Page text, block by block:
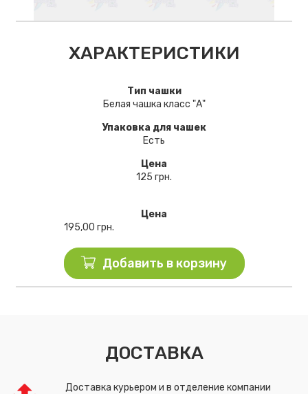
ХАРАКТЕРИСТИКИ
Тип чашки
Белая чашка класс "А"
Упаковка для чашек
Есть
Цена
125 грн.
Цена
195,00 грн.
Добавить в корзину
ДОСТАВКА
Доставка курьером и в отделение компании